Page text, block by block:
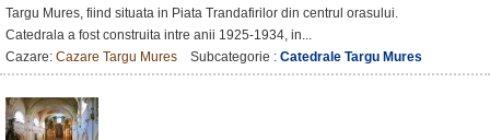
Targu Mures, fiind situata in Piata Trandafirilor din centrul orasului.
Catedrala a fost construita intre anii 1925-1934, in...
Cazare: Cazare Targu Mures Subcategorie : Catedrale Targu Mures